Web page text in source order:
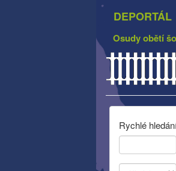
DEPORTÁL
Osudy obětí
Rychlé